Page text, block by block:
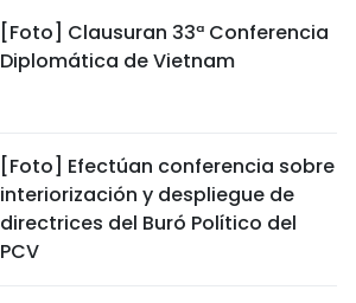
[Foto] Clausuran 33ª Conferencia
Diplomática de Vietnam
[Foto] Efectúan conferencia sobre
interiorización y despliegue de
directrices del Buró Político del
PCV